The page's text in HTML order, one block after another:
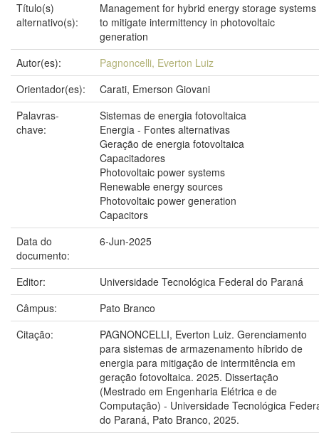
Título(s)
alternativo(s):
Management for hybrid energy storage systems
to mitigate intermittency in photovoltaic
generation
Autor(es):
Pagnoncelli, Everton Luiz
Orientador(es):
Carati, Emerson Giovani
Palavras-
chave:
Sistemas de energia fotovoltaica
Energia - Fontes alternativas
Geração de energia fotovoltaica
Capacitadores
Photovoltaic power systems
Renewable energy sources
Photovoltaic power generation
Capacitors
Data do
documento:
6-Jun-2025
Editor:
Universidade Tecnológica Federal do Paraná
Câmpus:
Pato Branco
Citação:
PAGNONCELLI, Everton Luiz. Gerenciamento
para sistemas de armazenamento híbrido de
energia para mitigação de intermitência em
geração fotovoltaica. 2025. Dissertação
(Mestrado em Engenharia Elétrica e de
Computação) - Universidade Tecnológica
do Paraná, Pato Branco, 2025.